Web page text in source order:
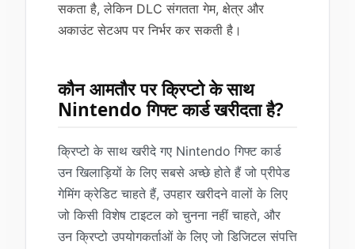
सकता है, लेकिन DLC संगतता गेम, क्षेत्र और
अकाउंट सेटअप पर निर्भर कर सकती है।
कौन आमतौर पर क्रिप्टो के साथ
Nintendo गिफ्ट कार्ड खरीदता है?
क्रिप्टो के साथ खरीदे गए Nintendo गिफ्ट कार्ड
उन खिलाड़ियों के लिए सबसे अच्छे होते हैं जो प्रीपेड
गेमिंग क्रेडिट चाहते हैं, उपहार खरीदने वालों के लिए
जो किसी विशेष टाइटल को चुनना नहीं चाहते, और
उन क्रिप्टो उपयोगकर्ताओं के लिए जो डिजिटल संपत्ति